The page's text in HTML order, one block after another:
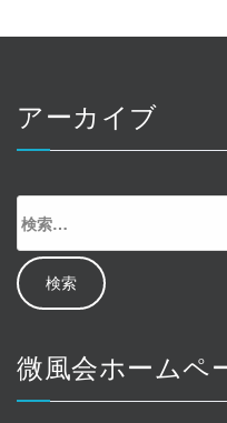
アーカイブ
索:
微風会ホームペ